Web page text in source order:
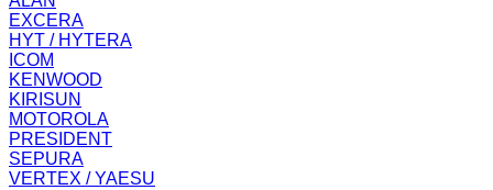
EXCERA
HYT / HYTERA
ICOM
KENWOOD
KIRISUN
MOTOROLA
PRESIDENT
SEPURA
VERTEX / YAESU